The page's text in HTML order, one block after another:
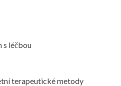
s léčbou
terapeutické metody